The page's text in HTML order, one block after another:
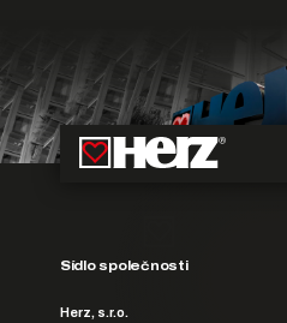
Sídlo společnosti
Herz, s.r.o.